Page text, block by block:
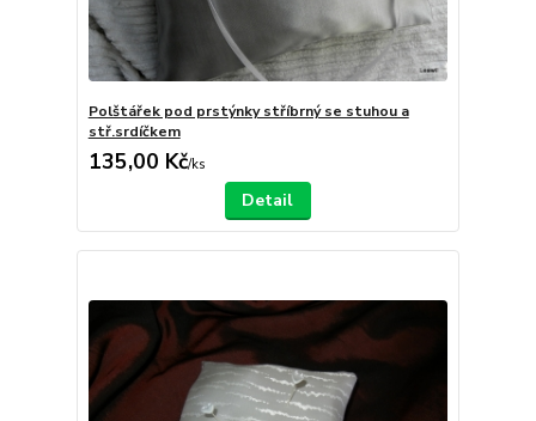
Polštářek pod prstýnky stříbrný se stuhou a
stř.srdíčkem
135,00 Kč/ks
Detail